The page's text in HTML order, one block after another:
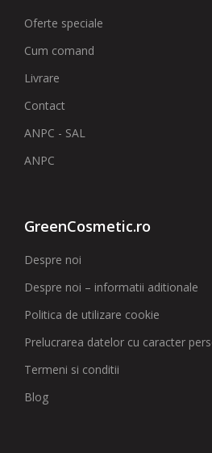
Oferte speciale
Cum comand
Livrare
Contact
ANPC - SAL
ANPC
GreenCosmetic.ro
Despre noi
Despre noi – informatii aditionale
Politica de utilizare cookie
Prelucrarea datelor cu caracter
Termeni si conditii
Blog